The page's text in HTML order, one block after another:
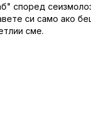
според
си само ако
сме.